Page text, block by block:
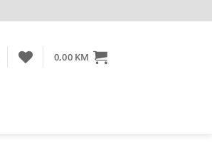
0,00 KM